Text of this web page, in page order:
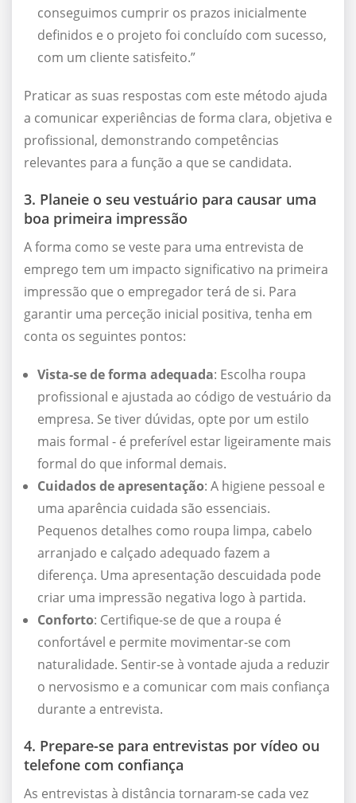
conseguimos cumprir os prazos inicialmente
definidos e o projeto foi concluído com sucesso,
com um cliente satisfeito.”
Praticar as suas respostas com este método ajuda
a comunicar experiências de forma clara, objetiva e
profissional, demonstrando competências
relevantes para a função a que se candidata.
3. Planeie o seu vestuário para causar uma
boa primeira impressão
A forma como se veste para uma entrevista de
emprego tem um impacto significativo na primeira
impressão que o empregador terá de si. Para
garantir uma perceção inicial positiva, tenha em
conta os seguintes pontos:
Vista-se de forma adequada: Escolha roupa
profissional e ajustada ao código de vestuário da
empresa. Se tiver dúvidas, opte por um estilo
mais formal - é preferível estar ligeiramente mais
formal do que informal demais.
Cuidados de apresentação: A higiene pessoal e
uma aparência cuidada são essenciais.
Pequenos detalhes como roupa limpa, cabelo
arranjado e calçado adequado fazem a
diferença. Uma apresentação descuidada pode
criar uma impressão negativa logo à partida.
Conforto: Certifique-se de que a roupa é
confortável e permite movimentar-se com
naturalidade. Sentir-se à vontade ajuda a reduzir
o nervosismo e a comunicar com mais confiança
durante a entrevista.
4. Prepare-se para entrevistas por vídeo ou
telefone com confiança
As entrevistas à distância tornaram-se cada vez